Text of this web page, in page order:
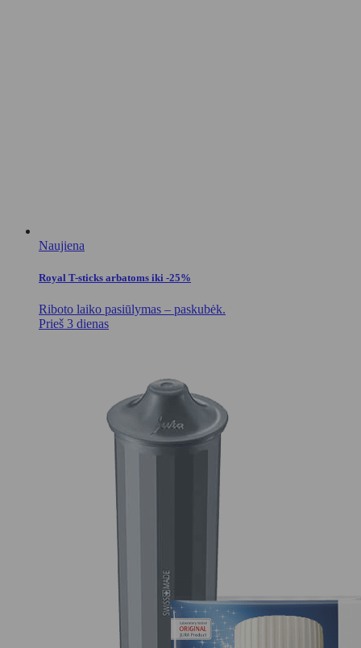
Naujiena
Royal T-sticks arbatoms iki -25%
Riboto laiko pasiūlymas – paskubėk.
Prieš 3 dienas